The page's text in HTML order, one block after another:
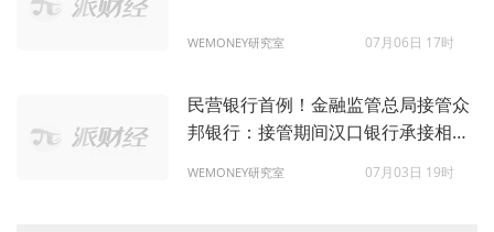
WEMONEY研究室 07月06日 17时
民营银行首例！金融监管总局接管众
邦银行：接管期间汉口银行承接相关
WEMONEY研究室 07月03日 19时